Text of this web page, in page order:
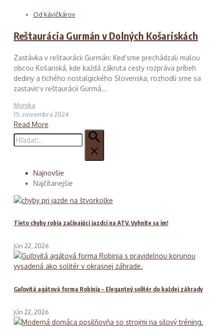
Od kávičkárov
Reštaurácia Gurmán v Dolných Košariskách
Zastávka v reštaurácii Gurmán: Keď sme prechádzali malou
obcou Košariská, kde každá zákruta cesty rozpráva príbeh
dediny a tichého nostalgického Slovenska, rozhodli sme sa
zastaviť v reštaurácii Gurmá...
Monika
15. novembra 2024
Read More
Hľadať:
Najnovšie
Najčítanejšie
Tieto chyby robia začínajúci jazdci na ATV. Vyhnite sa im!
jún 22, 2026
Guľovitá agátová forma Robinia – Elegantný solitér do každej záhrady
jún 22, 2026